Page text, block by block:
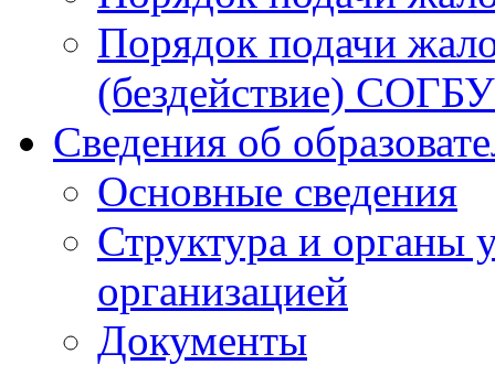
Порядок подачи
(бездействие)
Сведения об
Основные сведения
Структура и органы
организацией
Документы